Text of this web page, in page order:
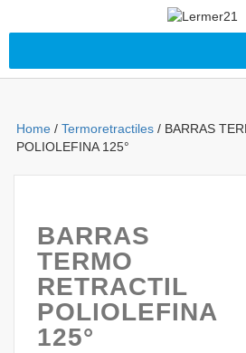
Home / Termoretractiles / BARRAS
POLIOLEFINA 125°
BARRAS
TERMO
RETRACTIL
POLIOLEFINA
125°